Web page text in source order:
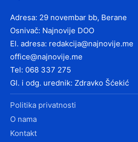
Adresa: 29 novembar bb, Berane
Osnivač: Najnovije DOO
El. adresa: redakcija@najnovije.me
office@najnovije.me
Tel: 068 337 275
Gl. i odg. urednik: Zdravko Šćekić
Politika privatnosti
O nama
Kontakt